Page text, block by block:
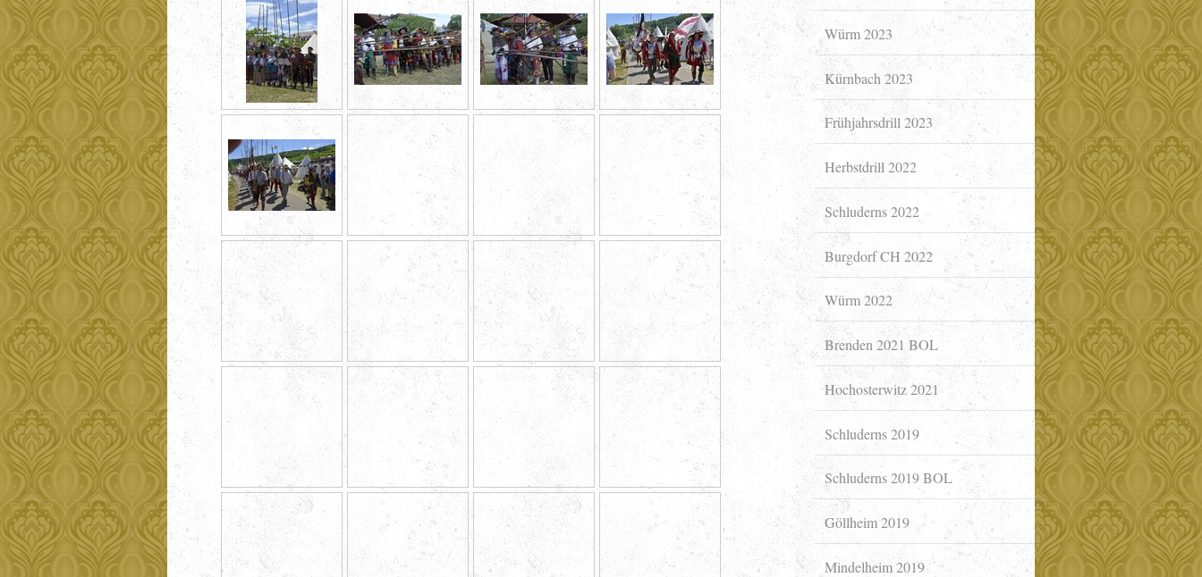
Würm 2023
Kürnbach 2023
Frühjahrsdrill 2023
Herbstdrill 2022
Schluderns 2022
Burgdorf CH 2022
Würm 2022
Brenden 2021 BOL
Hochosterwitz 2021
Schluderns 2019
Schluderns 2019 BOL
Göllheim 2019
Mindelheim 2019